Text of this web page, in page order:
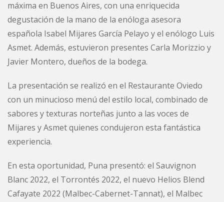
máxima en Buenos Aires, con una enriquecida
degustación de la mano de la enóloga asesora
española Isabel Mijares García Pelayo y el enólogo Luis
Asmet. Además, estuvieron presentes Carla Morizzio y
Javier Montero, dueños de la bodega.
La presentación se realizó en el Restaurante Oviedo
con un minucioso menú del estilo local, combinado de
sabores y texturas norteñas junto a las voces de
Mijares y Asmet quienes condujeron esta fantástica
experiencia.
En esta oportunidad, Puna presentó: el Sauvignon
Blanc 2022, el Torrontés 2022, el nuevo Helios Blend
Cafayate 2022 (Malbec-Cabernet-Tannat), el Malbec